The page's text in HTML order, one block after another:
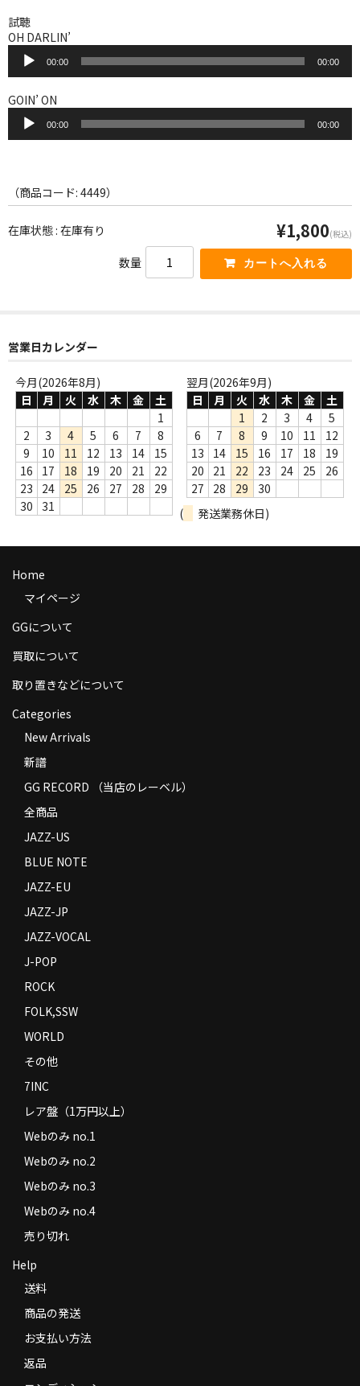
レア盤（1万円以上）
Webのみ no.2
Webのみ no.4
お支払い方法
返品
Privacy Policy
特定商取引法に基づく表示
試聴
OH DARLIN’
プ
レ
ー
ー
00:00 00:00
GOIN’ ON
プ
ヤ
ー
00:00 00:00
（商品コード: 4449）
在庫状態 : 在庫有り ¥1,800(税込)
数量
営業日カレンダー
今月(2026年8月)
日
月 火 水 木 金
土
1
2
3 4 5 6 7
8
9
10 11 12 13 14
15
16
17 18 19 20 21
22
23
24 25 26 27 28
29
30
31
翌月(2026年9月)
日
月 火 水 木 金
土
1
2 3 4
5
6
7 8 9 10 11
12
13
14 15 16 17 18
19
20
21 22 23 24 25
26
27
28 29
30
(
発送業務休日)
Home
マイページ
GGについて
買取について
取り置きなどについて
Categories
New Arrivals
新譜
GG RECORD （当店のレーベル）
全商品
JAZZ-US
BLUE NOTE
JAZZ-EU
JAZZ-JP
JAZZ-VOCAL
J-POP
ROCK
FOLK,SSW
WORLD
その他
7INC
レア盤（1万円以上）
Webのみ no.1
Webのみ no.2
Webのみ no.3
Webのみ no.4
売り切れ
Help
送料
商品の発送
お支払い方法
返品